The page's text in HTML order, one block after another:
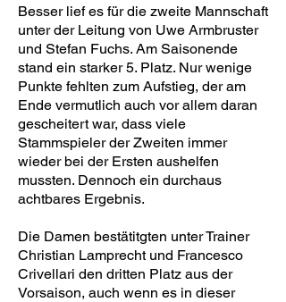
Besser lief es für die zweite Mannschaft
unter der Leitung von Uwe Armbruster
und Stefan Fuchs. Am Saisonende
stand ein starker 5. Platz. Nur wenige
Punkte fehlten zum Aufstieg, der am
Ende vermutlich auch vor allem daran
gescheitert war, dass viele
Stammspieler der Zweiten immer
wieder bei der Ersten aushelfen
mussten. Dennoch ein durchaus
achtbares Ergebnis.
Die Damen bestätitgten unter Trainer
Christian Lamprecht und Francesco
Crivellari den dritten Platz aus der
Vorsaison, auch wenn es in dieser